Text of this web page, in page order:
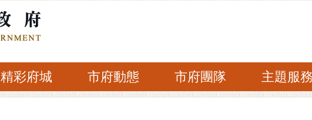
精彩府城 市府動態 市府團隊 主題服務